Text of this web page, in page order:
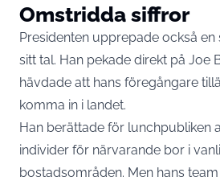
Omstridda siffror
Presidenten upprepade också en
sitt tal. Han pekade direkt på Joe
hävdade att hans föregångare
komma in i landet.
Han berättade för lunchpubliken
individer för närvarande bor i
bostadsområden. Men hans